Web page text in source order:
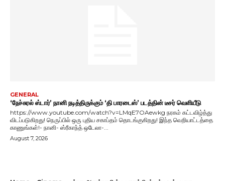
GENERAL
‘நேச்சுரல் ஸ்டார்’ நானி நடித்திருக்கும் ‘தி பாரடைஸ்’ படத்தின் டீசர் வெளியீடு
https://www.youtube.com/watch?v=LMqE7OAewkg நரகம் கட்டவிழ்த்து
விடப்படுகிறது! நெருப்பில் ஒரு புதிய சகாப்தம் தொடங்குகிறது! இந்த வெறியாட்டத்தை
காணுங்கள்!- நானி- ஸ்ரீகாந்த் ஒடேலா-...
August 7, 2026